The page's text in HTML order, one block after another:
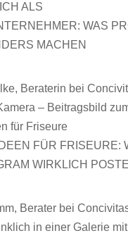
ALS
WAS
MACHEN
FÜR FRISEURE:
WIRKLICH